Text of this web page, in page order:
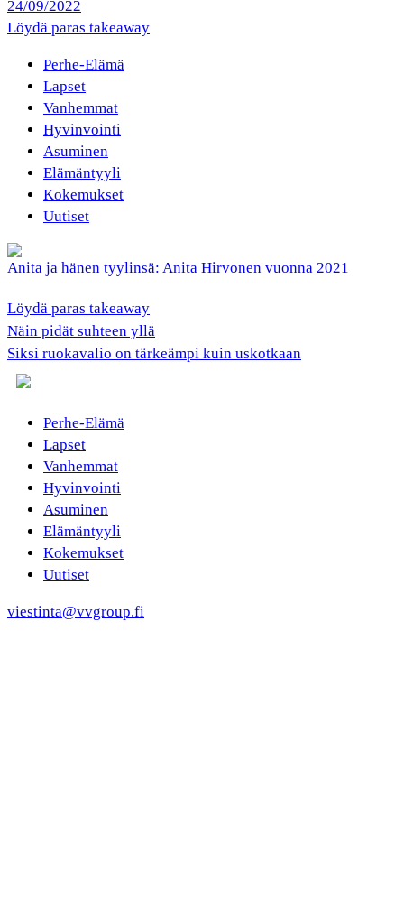
24/09/2022
Löydä paras takeaway
Perhe-Elämä
Lapset
Vanhemmat
Hyvinvointi
Asuminen
Elämäntyyli
Kokemukset
Uutiset
Anita ja hänen tyylinsä: Anita Hirvonen vuonna 2021
Löydä paras takeaway
Näin pidät suhteen yllä
Siksi ruokavalio on tärkeämpi kuin uskotkaan
Perhe-Elämä
Lapset
Vanhemmat
Hyvinvointi
Asuminen
Elämäntyyli
Kokemukset
Uutiset
viestinta@vvgroup.fi